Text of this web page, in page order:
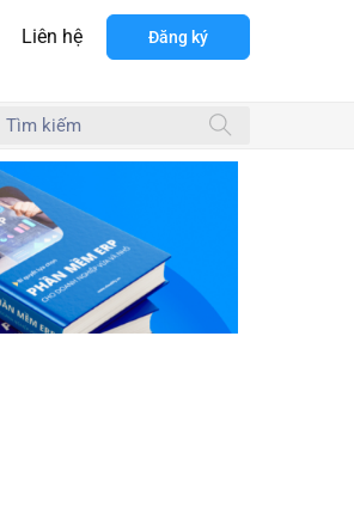
Liên hệ Đăng ký